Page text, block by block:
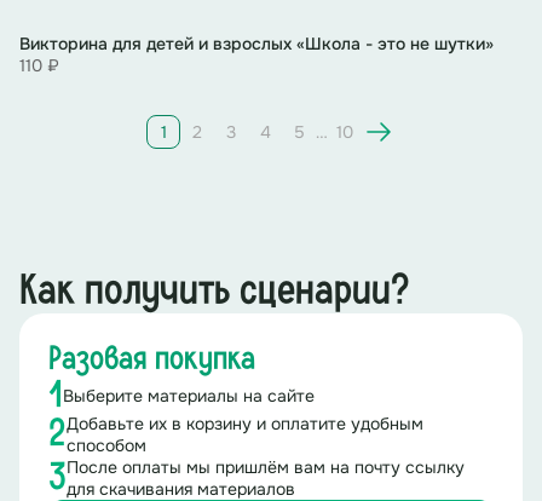
1. Кто был первым русским художником, чьи работы
приобрёл Лувр?
А) Карл Брюллов (мужчина)
Ответ: Б - Мария Башкирцева.
2. Кто первым получил звание «народный артист
СССР»?
А) Фёдор Шаляпин (мужчина)
Б) Михаил Жаров (мужчина)
Викторина для детей и взрослых «Школа - это не шутки»
110 ₽
1 2 3 4 5 … 10
Как получить сценарии?
Разовая покупка
1 Выберите материалы на сайте
2Добавьте их в корзину и оплатите удобным
способом
3После оплаты мы пришлём вам на почту ссылку
для скачивания материалов